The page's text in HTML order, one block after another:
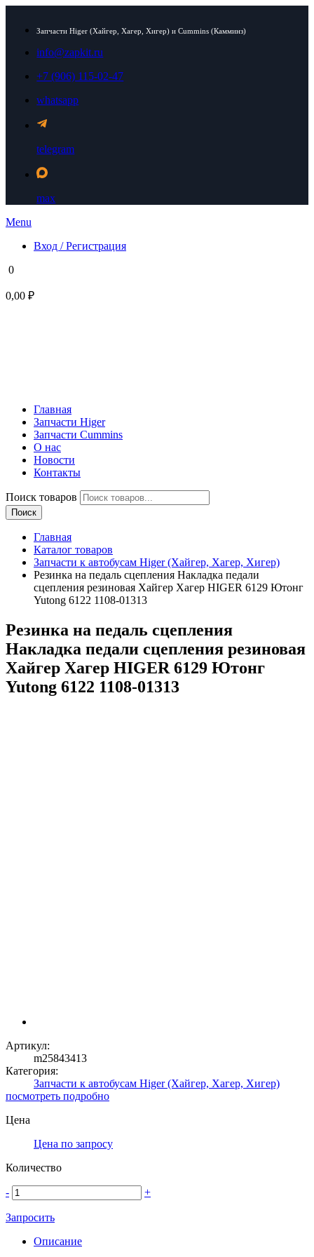
Запчасти Higer (Хайгер, Хагер, Хигер) и Cummins (Камминз)
info@zapkit.ru
+7 (906) 115-02-47
whatsapp
telegram
max
Menu
Вход / Регистрация
0
0,00 ₽
Главная
Запчасти Higer
Запчасти Cummins
О нас
Новости
Контакты
Поиск товаров
Поиск
Главная
Каталог товаров
Запчасти к автобусам Higer (Хайгер, Хагер, Хигер)
Резинка на педаль сцепления Накладка педали
сцепления резиновая Хайгер Хагер HIGER 6129 Ютонг
Yutong 6122 1108-01313
Резинка на педаль сцепления
Накладка педали сцепления резиновая
Хайгер Хагер HIGER 6129 Ютонг
Yutong 6122 1108-01313
Артикул:
m25843413
Категория:
Запчасти к автобусам Higer (Хайгер, Хагер, Хигер)
посмотреть подробно
Цена
Цена по запросу
Количество
- +
Запросить
Описание